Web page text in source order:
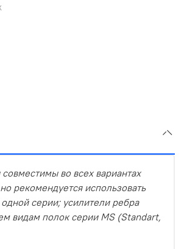
во всех вариантах
рекомендуется использовать
серии; усилители ребра
видам полок серии MS (Standart,